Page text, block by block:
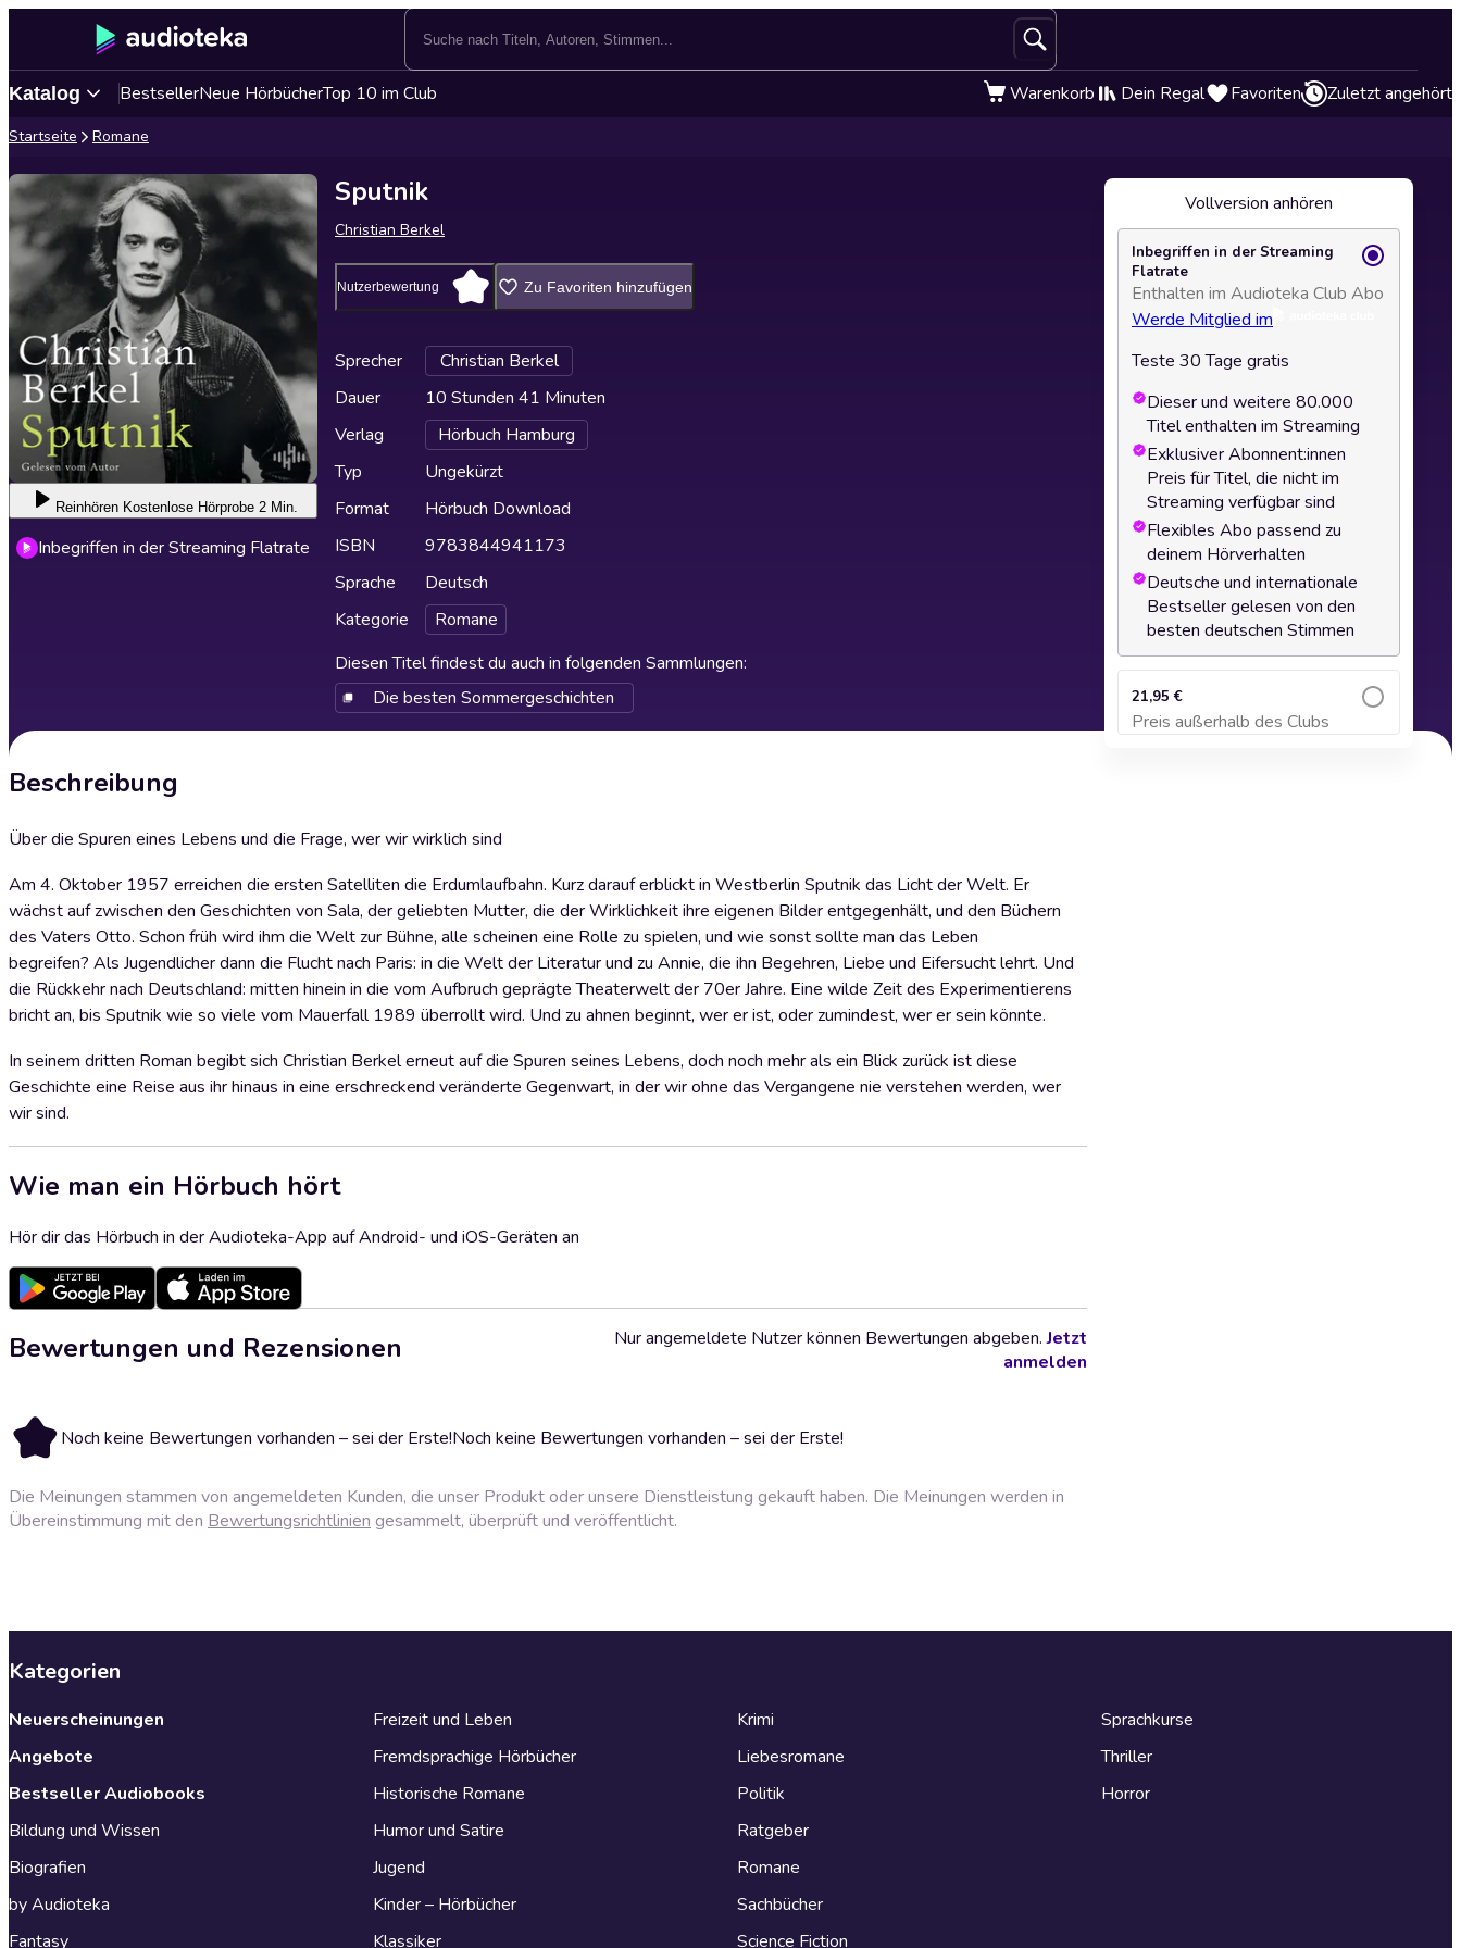
Katalog BestsellerNeue HörbücherTop 10 im Club Warenkorb Dein Regal Favoriten Zuletzt angehört
Startseite Romane
Reinhören Kostenlose Hörprobe 2 Min.
Inbegriffen in der Streaming Flatrate
Sputnik
Christian Berkel
Nutzerbewertung Zu Favoriten hinzufügen
Sprecher
Christian Berkel
Dauer
10 Stunden 41 Minuten
Verlag
Hörbuch Hamburg
Typ
Ungekürzt
Format
Hörbuch Download
ISBN
9783844941173
Sprache
Deutsch
Kategorie
Romane
Diesen Titel findest du auch in folgenden Sammlungen:
Die besten Sommergeschichten
Beschreibung
Über die Spuren eines Lebens und die Frage, wer wir wirklich sind
Am 4. Oktober 1957 erreichen die ersten Satelliten die Erdumlaufbahn. Kurz darauf erblickt in Westberlin Sputnik das Licht der Welt. Er
wächst auf zwischen den Geschichten von Sala, der geliebten Mutter, die der Wirklichkeit ihre eigenen Bilder entgegenhält, und den Büchern
des Vaters Otto. Schon früh wird ihm die Welt zur Bühne, alle scheinen eine Rolle zu spielen, und wie sonst sollte man das Leben
begreifen? Als Jugendlicher dann die Flucht nach Paris: in die Welt der Literatur und zu Annie, die ihn Begehren, Liebe und Eifersucht lehrt. Und
die Rückkehr nach Deutschland: mitten hinein in die vom Aufbruch geprägte Theaterwelt der 70er Jahre. Eine wilde Zeit des Experimentierens
bricht an, bis Sputnik wie so viele vom Mauerfall 1989 überrollt wird. Und zu ahnen beginnt, wer er ist, oder zumindest, wer er sein könnte.
In seinem dritten Roman begibt sich Christian Berkel erneut auf die Spuren seines Lebens, doch noch mehr als ein Blick zurück ist diese
Geschichte eine Reise aus ihr hinaus in eine erschreckend veränderte Gegenwart, in der wir ohne das Vergangene nie verstehen werden, wer
wir sind.
Wie man ein Hörbuch hört
Hör dir das Hörbuch in der Audioteka-App auf Android- und iOS-Geräten an
Bewertungen und Rezensionen
Noch keine Bewertungen vorhanden – sei der Erste!Noch keine Bewertungen vorhanden – sei der Erste!
Nur angemeldete Nutzer können Bewertungen abgeben.Jetzt
anmelden
Die Meinungen stammen von angemeldeten Kunden, die unser Produkt oder unsere Dienstleistung gekauft haben. Die Meinungen werden in
Übereinstimmung mit den Bewertungsrichtlinien gesammelt, überprüft und veröffentlicht.
Vollversion anhören
Inbegriffen in der Streaming
Flatrate
Enthalten im Audioteka Club Abo
Werde Mitglied im
Teste 30 Tage gratis
Dieser und weitere 80.000
Titel enthalten im Streaming
Exklusiver Abonnent:innen
Preis für Titel, die nicht im
Streaming verfügbar sind
Flexibles Abo passend zu
deinem Hörverhalten
Deutsche und internationale
Bestseller gelesen von den
besten deutschen Stimmen
21,95 €
Preis außerhalb des Clubs
Zum Warenkorb hinzufügen
Kategorien
Neuerscheinungen
Angebote
Bestseller Audiobooks
Bildung und Wissen
Biografien
by Audioteka
Fantasy
Freizeit und Leben
Fremdsprachige Hörbücher
Historische Romane
Humor und Satire
Jugend
Kinder – Hörbücher
Klassiker
Krimi
Liebesromane
Politik
Ratgeber
Romane
Sachbücher
Science Fiction
Sprachkurse
Thriller
Horror